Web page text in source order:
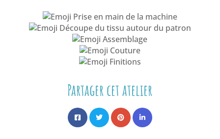
Prise en main de la machine
Découpe du tissu autour du patron
Assemblage
Couture
Finitions
Partager cet atelier